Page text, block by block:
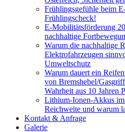
Frühlingsgefühle beim
Frühlingscheck!
E-Mobilitätsförderung
nachhaltige
Warum die nachhaltige
Elektrofahrzeugen
Umweltschutz
Warum dauert ein
von Bremshebel/
Wahrheit aus 10 Jahren
Lithium-Ionen-Akkus
Reichweite und warum
Kontakt & Anfrage
Galerie